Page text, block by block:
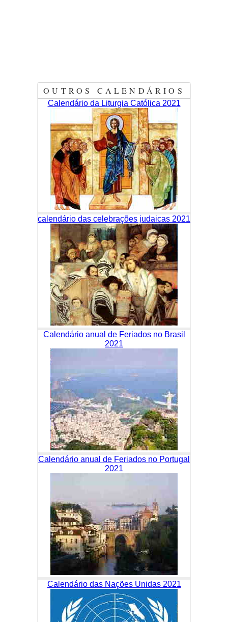
OUTROS CALENDÁRIOS
Calendário da Liturgia Católica 2021
calendário das celebrações judaicas 2021
Calendário anual de Feriados no Brasil
2021
Calendário anual de Feriados no Portugal
2021
Calendário das Nações Unidas 2021